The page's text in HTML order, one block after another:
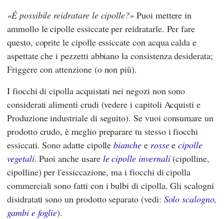
È possibile reidratare le cipolle? Puoi mettere in
ammollo le cipolle essiccate per reidratarle. Per fare
questo, coprite le cipolle essiccate con acqua calda e
aspettate che i pezzetti abbiano la consistenza desiderata;
Friggere con attenzione (o non più).
I fiocchi di cipolla acquistati nei negozi non sono
considerati alimenti crudi (vedere i capitoli Acquisti e
Produzione industriale di seguito). Se vuoi consumare un
prodotto crudo, è meglio preparare tu stesso i fiocchi
essiccati. Sono adatte cipollebianchee rosseecipolle
vegetali. Puoi anche usare le cipolle invernali(cipolline,
cipolline) per l'essiccazione, ma i fiocchi di cipolla
commerciali sono fatti con i bulbi di cipolla. Gli scalogni
disidratati sono un prodotto separato (vedi: Solo scalogno,
gambi e foglie).